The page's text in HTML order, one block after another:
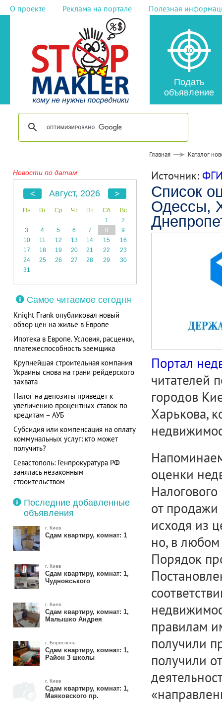
О проекте Реклама на портале Полезная
Подать
объявление
Главная Каталог
Новости по датам
Август, 2026
Пн Вт Ср Чт Пт Сб
Вс
1
2
3
4 5 6 7 8
9
10
11 12 13 14 15
16
17
18 19 20 21 22
23
24
25 26 27 28 29
30
31
Самое читаемое сегодня
Knight Frank опубликовал новый
обзор цен на жилье в Европе
Ипотека в Европе. Условия, расценки,
платежеспособность заемщика
Крупнейшая строительная компания
Украины снова на грани рейдерского
захвата
Налог на депозиты приведет к
увеличению процентных ставок по
кредитам – АУБ
Субсидия или компенсация на оплату
коммунальных услуг: кто может
получить?
Севастополь: Генпрокуратура РФ
занялась незаконным
строительством
Последние добавленные
объявления
г. Киев
Сдам квартиру, комнат: 1
г. Киев
Сдам квартиру, комнат: 1,
Чудновського
г. Киев
Сдам квартиру, комнат: 1,
Малышко Андрея
г. Борисполь
Сдам квартиру, комнат: 1,
Район 3 школы
г. Киев
Сдам квартиру, комнат: 1,
Маяковского пр.
Источник:
Список
Одессы,
Портал
читателей
городов
Харькова,
оценки
от продажи
исходя из
но, в
Порядок
правилам
получили
получили